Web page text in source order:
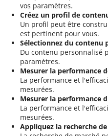
vos paramètres.
Créez un profil de
Un profil peut être
est pertinent pour vous.
Sélectionnez du contenu
Du contenu personnalisé
paramètres.
Mesurer la performance
La performance et
mesurées.
Mesurer la performance
La performance et
mesurées.
Appliquez la recherche